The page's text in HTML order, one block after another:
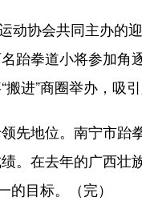
协会共同主办的迎
跆拳道小将参加角
进”商圈举办，吸
地位。南宁市跆
。在去年的广西壮
目标。（完）